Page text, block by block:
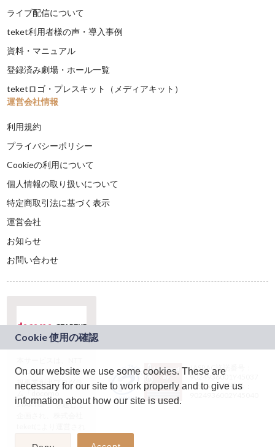
ライブ配信について
teket利用者様の声・導入事例
資料・マニュアル
登録済み劇場・ホール一覧
teketロゴ・プレスキット（メディアキット）
運営会社情報
利用規約
プライバシーポリシー
Cookieの利用について
個人情報の取り扱いについて
特定商取引法に基づく表示
運営会社
お知らせ
お問い合わせ
ドコモグループの新
規事業創出プログラ
ム「docomo
STARTUP」を通じて
JASRAC許諾番号：
9024936001Y45037
JASRAC許諾番号：
On our website we use some cookies. These are
necessary for our site to work properly and to give us
information about how our site is used.